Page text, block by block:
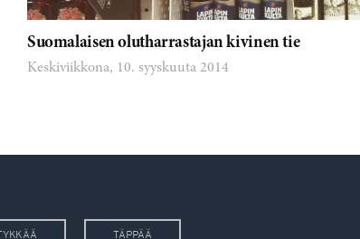
Suomalaisen olutharrastajan kivinen tie
Keskiviikkona, 10. syyskuuta 2014
TYKKÄÄ TÄPPÄÄ